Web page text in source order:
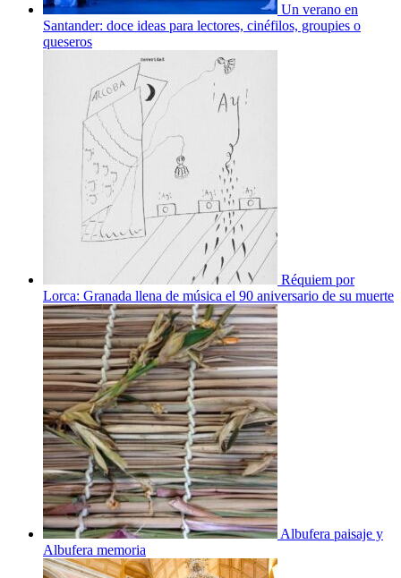
Un verano en
Santander: doce ideas para lectores, cinéfilos, groupies o
queseros
Réquiem por
Lorca: Granada llena de música el 90 aniversario de su muerte
Albufera paisaje y
Albufera memoria